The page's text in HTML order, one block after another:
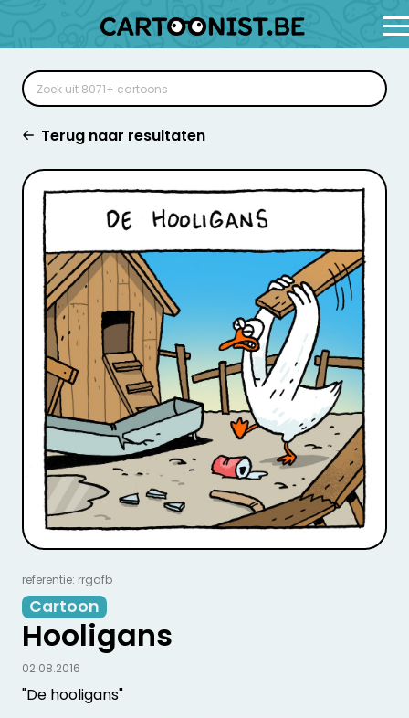
Terug naar resultaten
referentie: rrgafb
Cartoon
Hooligans
"De hooligans"
02.08.2016